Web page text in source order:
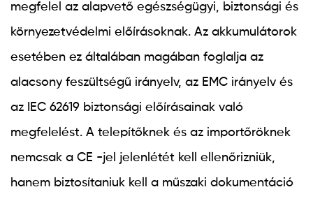
megfelel az alapvető egészségügyi, biztonsági és
környezetvédelmi előírásoknak. Az akkumulátorok
esetében ez általában magában foglalja az
alacsony feszültségű irányelv, az EMC irányelv és
az IEC 62619 biztonsági előírásainak való
megfelelést. A telepítőknek és az importőröknek
nemcsak a CE -jel jelenlétét kell ellenőrizniük,
hanem biztosítaniuk kell a műszaki dokumentáció